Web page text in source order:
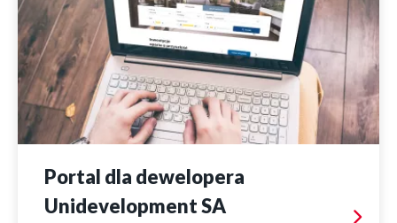
Portal dla dewelopera
Unidevelopment SA